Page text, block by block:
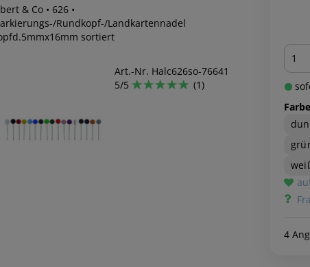
& Co • 626 •
Rundkopf-/Landkartennadel
sortiert
Art.-Nr. Halc626so-76641
5/5
(1)
Menge
4